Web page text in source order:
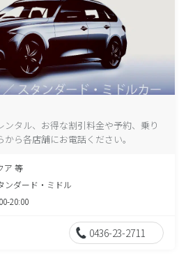
タル、お得な割引料金や予約、乗り
ら各店舗にお電話ください。
ア 等
ンダード・ミドル
20:00
0436-23-2711